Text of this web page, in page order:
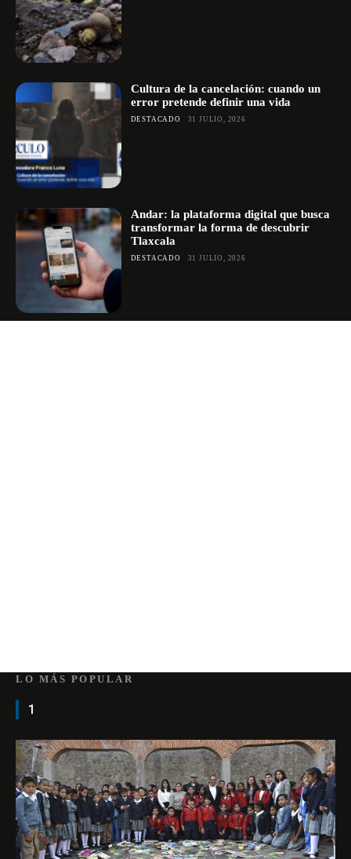
Cultura de la cancelación: cuando un
error pretende definir una vida
DESTACADO 31 JULIO, 2026
Andar: la plataforma digital que busca
transformar la forma de descubrir
Tlaxcala
DESTACADO 31 JULIO, 2026
LO MÁS POPULAR
1